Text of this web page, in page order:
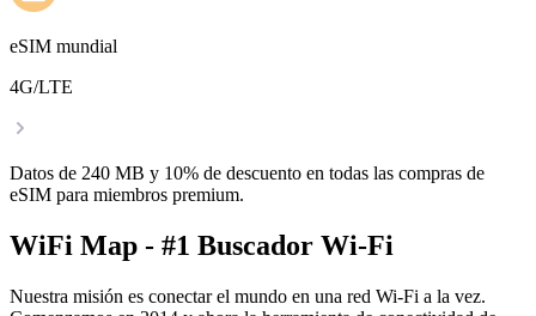
eSIM mundial
4G/LTE
Datos de 240 MB y 10% de descuento en todas las compras de
eSIM para miembros premium.
WiFi Map - #1 Buscador Wi-Fi
Nuestra misión es conectar el mundo en una red Wi-Fi a la vez.